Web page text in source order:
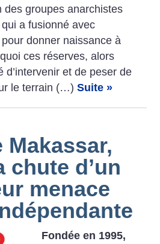
des groupes anarchistes
a fusionné avec
donner naissance à
ces réserves, alors
d’intervenir et de peser de
le terrain (…)Suite »
Makassar,
chute d’un
menace
Fondée en 1995,